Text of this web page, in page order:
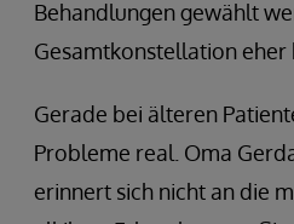
Behandlungen gewählt
Gesamtkonstellation eher
Gerade bei älteren
Probleme real. Oma
erinnert sich nicht an die